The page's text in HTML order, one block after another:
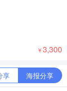
￥3,300
享 海报分享